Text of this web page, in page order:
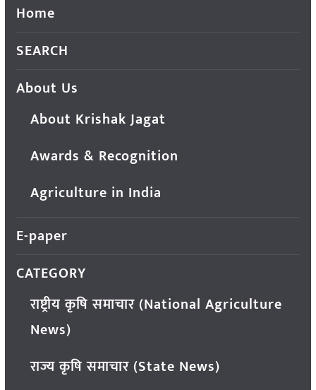
Home
SEARCH
About Us
About Krishak Jagat
Awards & Recognition
Agriculture in India
E-paper
CATEGORY
राष्ट्रीय कृषि समाचार (National Agriculture
News)
राज्य कृषि समाचार (State News)